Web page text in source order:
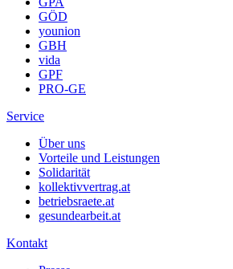
GÖD
younion
GBH
vida
GPF
PRO-GE
Service
Über uns
Vorteile und Leistungen
Solidarität
kollektivvertrag.at
betriebsraete.at
gesundearbeit.at
Kontakt